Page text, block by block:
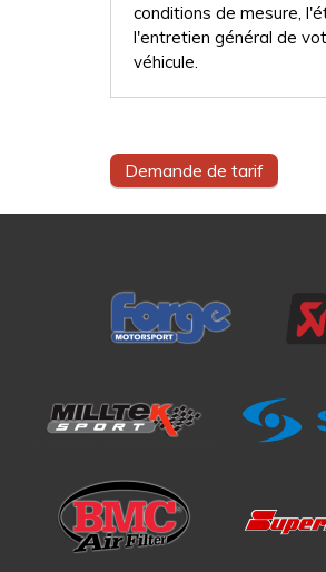
conditions de mesure,
l'entretien général de
véhicule.
Demande de tarif